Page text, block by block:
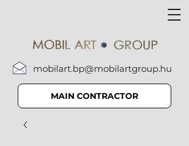
mobilart.bp@mobilartgroup.hu
MAIN CONTRACTOR